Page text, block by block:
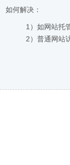
如何解决：
1）如网站托
2）普通网站